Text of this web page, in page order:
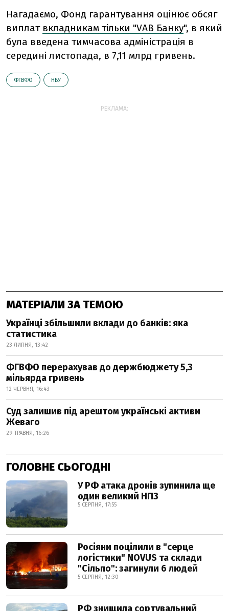
Нагадаємо, Фонд гарантування оцінює обсяг
виплат вкладникам тільки "VAB Банку", в який
була введена тимчасова адміністрація в
середині листопада, в 7,11 млрд гривень.
ФГВФО НБУ
РЕКЛАМА:
МАТЕРІАЛИ ЗА ТЕМОЮ
Українці збільшили вклади до банків: яка
статистика
23 ЛИПНЯ, 13:42
ФГВФО перерахував до держбюджету 5,3
мільярда гривень
12 ЧЕРВНЯ, 16:43
Суд залишив під арештом українські активи
Жеваго
29 ТРАВНЯ, 16:26
ГОЛОВНЕ СЬОГОДНІ
У РФ атака дронів зупинила ще
один великий НПЗ
5 СЕРПНЯ, 17:55
Росіяни поцілили в "серце
логістики" NOVUS та склади
"Сільпо": загинули 6 людей
5 СЕРПНЯ, 12:30
РФ знищила сортувальний